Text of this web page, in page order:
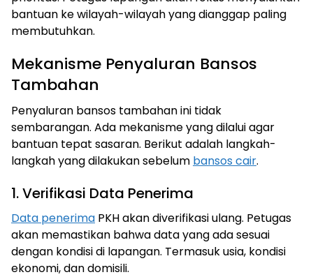
bantuan ke wilayah-wilayah yang dianggap paling
membutuhkan.
Mekanisme Penyaluran Bansos
Tambahan
Penyaluran bansos tambahan ini tidak
sembarangan. Ada mekanisme yang dilalui agar
bantuan tepat sasaran. Berikut adalah langkah-
langkah yang dilakukan sebelum bansos cair.
1. Verifikasi Data Penerima
Data penerima PKH akan diverifikasi ulang. Petugas
akan memastikan bahwa data yang ada sesuai
dengan kondisi di lapangan. Termasuk usia, kondisi
ekonomi, dan domisili.